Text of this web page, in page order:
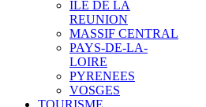
ILE DE LA
REUNION
MASSIF CENTRAL
PAYS-DE-LA-
LOIRE
PYRENEES
VOSGES
TOURISME